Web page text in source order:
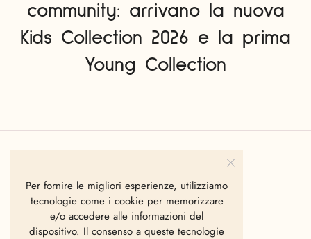
community: arrivano la nuova
Kids Collection 2026 e la prima
Young Collection
ARTE FASHION MILAN MUSIC PILLS
SAVE THE DATE|
Per fornire le migliori esperienze, utilizziamo
tecnologie come i cookie per memorizzare
e/o accedere alle informazioni del
dispositivo. Il consenso a queste tecnologie